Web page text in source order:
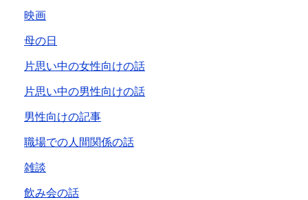
映画
母の日
片思い中の女性向けの話
片思い中の男性向けの話
男性向けの記事
職場での人間関係の話
雑談
飲み会の話